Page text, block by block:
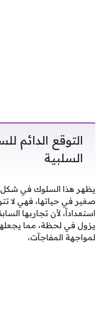
التوقع الدائم
السلبية
يظهر هذا السلوك في
صغير في حياتها، فهي لا
استعداداً، لأن تجاربها
يزول في لحظة، مما
لمواجهة المفاجآت،